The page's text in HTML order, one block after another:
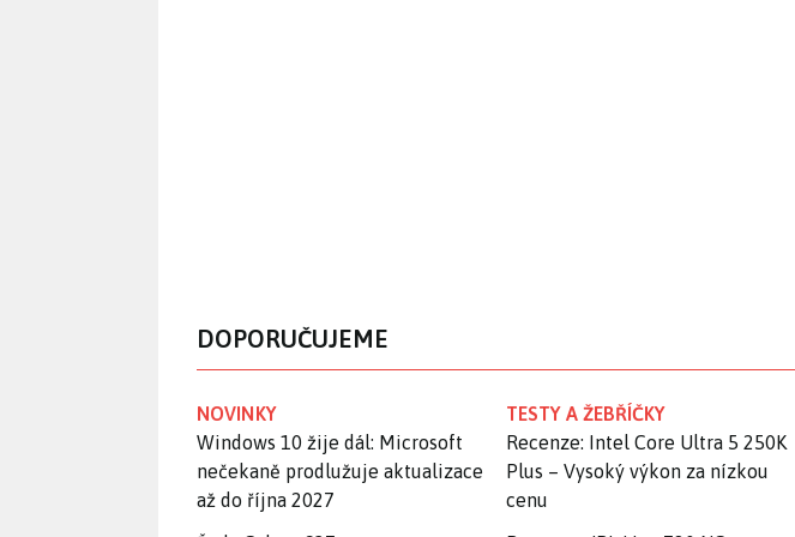
DOPORUČUJEME
NOVINKY
Windows 10 žije dál: Microsoft
nečekaně prodlužuje aktualizace
až do října 2027
TESTY A ŽEBŘÍČKY
Recenze: Intel Core Ultra 5 250K
Plus – Vysoký výkon za nízkou
cenu